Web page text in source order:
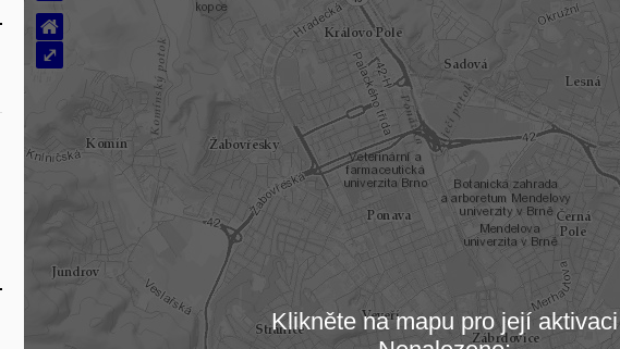
⌂
⤢
Klikněte na mapu pro její aktivaci